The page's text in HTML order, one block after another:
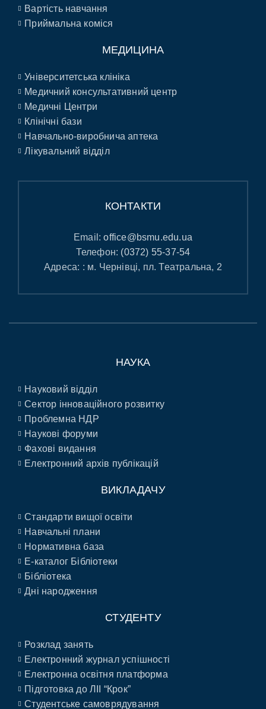
Вартість навчання
Приймальна коміся
МЕДИЦИНА
Університетська клініка
Медичний консультативний центр
Медичні Центри
Клінічні бази
Навчально-виробнича аптека
Лікувальний відділ
КОНТАКТИ
Email:office@bsmu.edu.ua
Телефон: (0372) 55-37-54
Адреса: : м. Чернівці, пл. Театральна, 2
НАУКА
Науковий відділ
Сектор інноваційного розвитку
Проблемна НДР
Наукові форуми
Фахові видання
Електронний архів публікацій
ВИКЛАДАЧУ
Стандарти вищої освіти
Навчальні плани
Нормативна база
E-каталог Бібліотеки
Бібліотека
Дні народження
СТУДЕНТУ
Розклад занять
Електронний журнал успішності
Електронна освітня платформа
Підготовка до ЛІІ “Крок”
Студентське самоврядування